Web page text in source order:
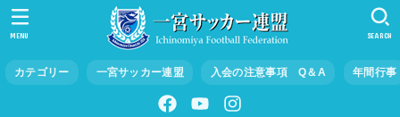
カテゴリー 一宮サッカー連盟 入会の注意事項 Q＆A 年間行事
SEARCH
MENU